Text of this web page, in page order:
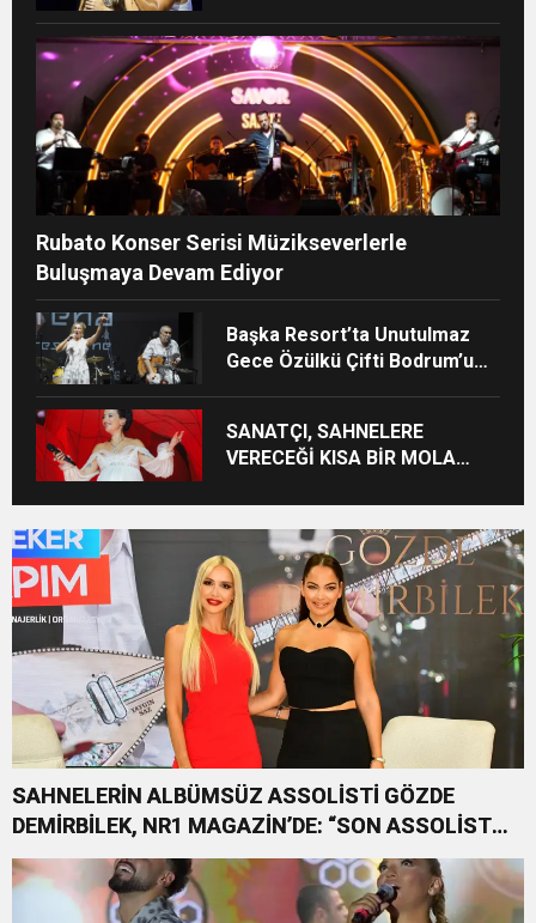
Rubato Konser Serisi Müzikseverlerle
Buluşmaya Devam Ediyor
Başka Resort’ta Unutulmaz
Gece Özülkü Çifti Bodrum’u
SANATÇI, SAHNELERE
VERECEĞİ KISA BİR MOLA
KEZ HARBİYE’DE OLACAK!
SAHNELERİN ALBÜMSÜZ ASSOLİSTİ GÖZDE
DEMİRBİLEK, NR1 MAGAZİN’DE: “SON ASSOLİST
OLARAK VAR OLACAĞIM!”